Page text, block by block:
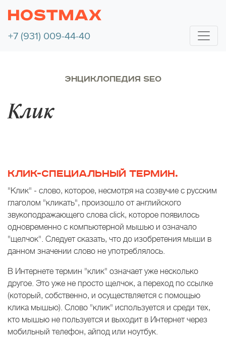
+7 (931) 009-44-40
ЭНЦИКЛОПЕДИЯ SEO
Клик
КЛИК-СПЕЦИАЛЬНЫЙ ТЕРМИН.
"Клик" - слово, которое, несмотря на созвучие с русским
глаголом "кликать", произошло от английского
звукоподражающего слова click, которое появилось
одновременно с компьютерной мышью и означало
"щелчок". Следует сказать, что до изобретения мыши в
данном значении слово не употреблялось.
В Интернете термин "клик" означает уже несколько
другое. Это уже не просто щелчок, а переход по ссылке
(который, собственно, и осуществляется с помощью
клика мышью). Слово "клик" используется и среди тех,
кто мышью не пользуется и выходит в Интернет через
мобильный телефон, айпод или ноутбук.